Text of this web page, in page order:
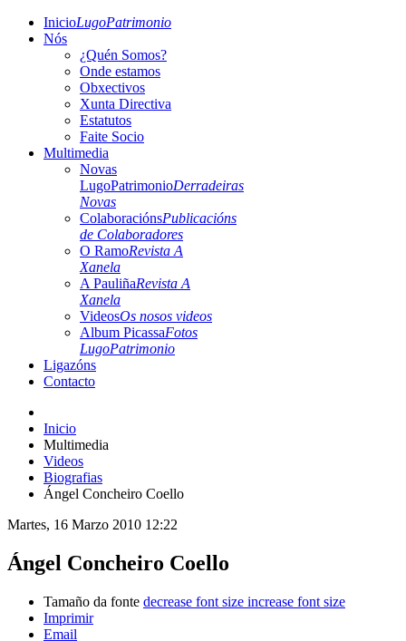
InicioLugoPatrimonio
Nós
¿Quén Somos?
Onde estamos
Obxectivos
Xunta Directiva
Estatutos
Faite Socio
Multimedia
Novas
LugoPatrimonioDerradeiras
Novas
ColaboraciónsPublicacións
de Colaboradores
O RamoRevista A
Xanela
A PauliñaRevista A
Xanela
VideosOs nosos videos
Album PicassaFotos
LugoPatrimonio
Ligazóns
Contacto
Inicio
Multimedia
Videos
Biografias
Ángel Concheiro Coello
Martes, 16 Marzo 2010 12:22
Ángel Concheiro Coello
Tamaño da fonte decrease font size increase font size
Imprimir
Email